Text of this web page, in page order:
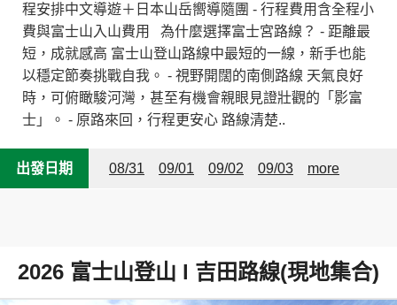
程安排中文導遊＋日本山岳嚮導隨團 - 行程費用含全程小
費與富士山入山費用 為什麼選擇富士宮路線？ - 距離最
短，成就感高 富士山登山路線中最短的一線，新手也能
以穩定節奏挑戰自我。 - 視野開闊的南側路線 天氣良好
時，可俯瞰駿河灣，甚至有機會親眼見證壯觀的「影富
士」。 - 原路來回，行程更安心 路線清楚..
出發日期 08/31 09/01 09/02 09/03 more
2026 富士山登山 l 吉田路線(現地集合)